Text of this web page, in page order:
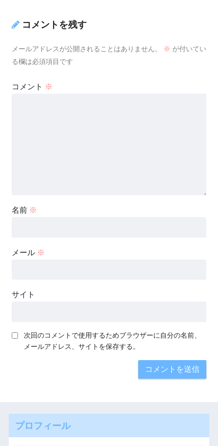
コメントを残す
メールアドレスが公開されることはありません。 ※ が付いてい
る欄は必須項目です
コメント ※
名前 ※
メール ※
サイト
次回のコメントで使用するためブラウザーに自分の名前、
メールアドレス、サイトを保存する。
プロフィール